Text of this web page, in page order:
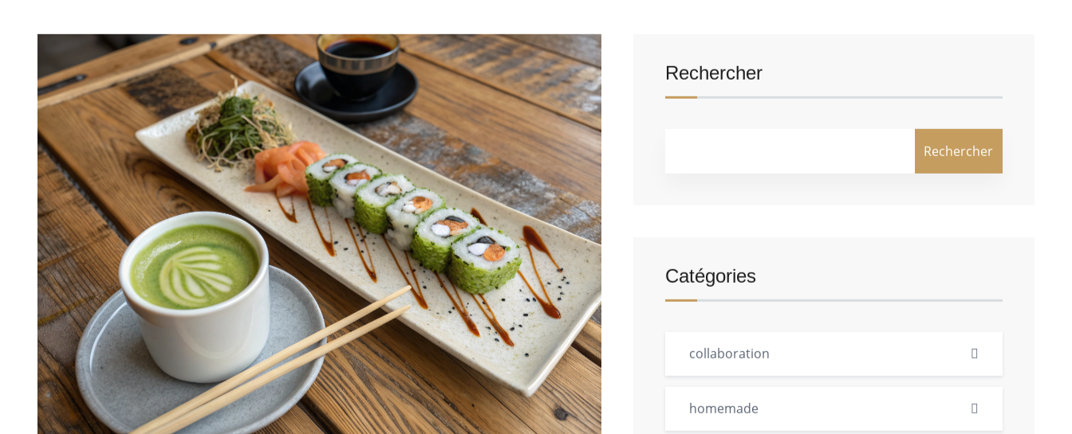
Rechercher
Rechercher
Catégories
collaboration
homemade